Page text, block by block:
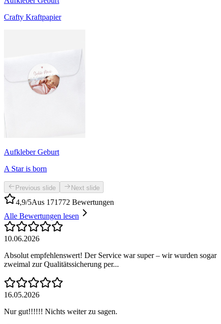
Crafty Kraftpapier
Aufkleber Geburt
A Star is born
Previous slide Next slide
4,9/5Aus 171772 Bewertungen
Alle Bewertungen lesen
10.06.2026
Absolut empfehlenswert! Der Service war super – wir wurden sogar
zweimal zur Qualitätssicherung per...
16.05.2026
Nur gut!!!!!! Nichts weiter zu sagen.